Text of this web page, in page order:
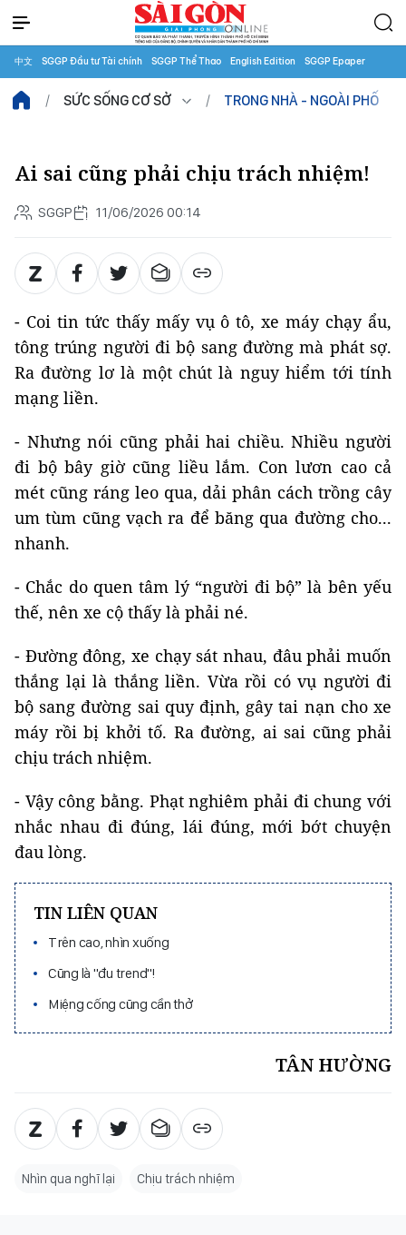
中文 SGGP Đầu tư Tài chính SGGP Thể Thao English Edition SGGP Epaper
SỨC SỐNG CƠ SỞ TRONG NHÀ - NGOÀI PHỐ
Ai sai cũng phải chịu trách nhiệm!
SGGP 11/06/2026 00:14
- Coi tin tức thấy mấy vụ ô tô, xe máy chạy ẩu,
tông trúng người đi bộ sang đường mà phát sợ.
Ra đường lơ là một chút là nguy hiểm tới tính
mạng liền.
- Nhưng nói cũng phải hai chiều. Nhiều người
đi bộ bây giờ cũng liều lắm. Con lươn cao cả
mét cũng ráng leo qua, dải phân cách trồng cây
um tùm cũng vạch ra để băng qua đường cho...
nhanh.
- Chắc do quen tâm lý “người đi bộ” là bên yếu
thế, nên xe cộ thấy là phải né.
- Đường đông, xe chạy sát nhau, đâu phải muốn
thắng lại là thắng liền. Vừa rồi có vụ người đi
bộ sang đường sai quy định, gây tai nạn cho xe
máy rồi bị khởi tố. Ra đường, ai sai cũng phải
chịu trách nhiệm.
- Vậy công bằng. Phạt nghiêm phải đi chung với
nhắc nhau đi đúng, lái đúng, mới bớt chuyện
đau lòng.
TIN LIÊN QUAN
Trên cao, nhìn xuống
Cũng là "đu trend"!
Miệng cống cũng cần thở
TÂN HƯỜNG
Nhìn qua nghĩ lại Chịu trách nhiệm